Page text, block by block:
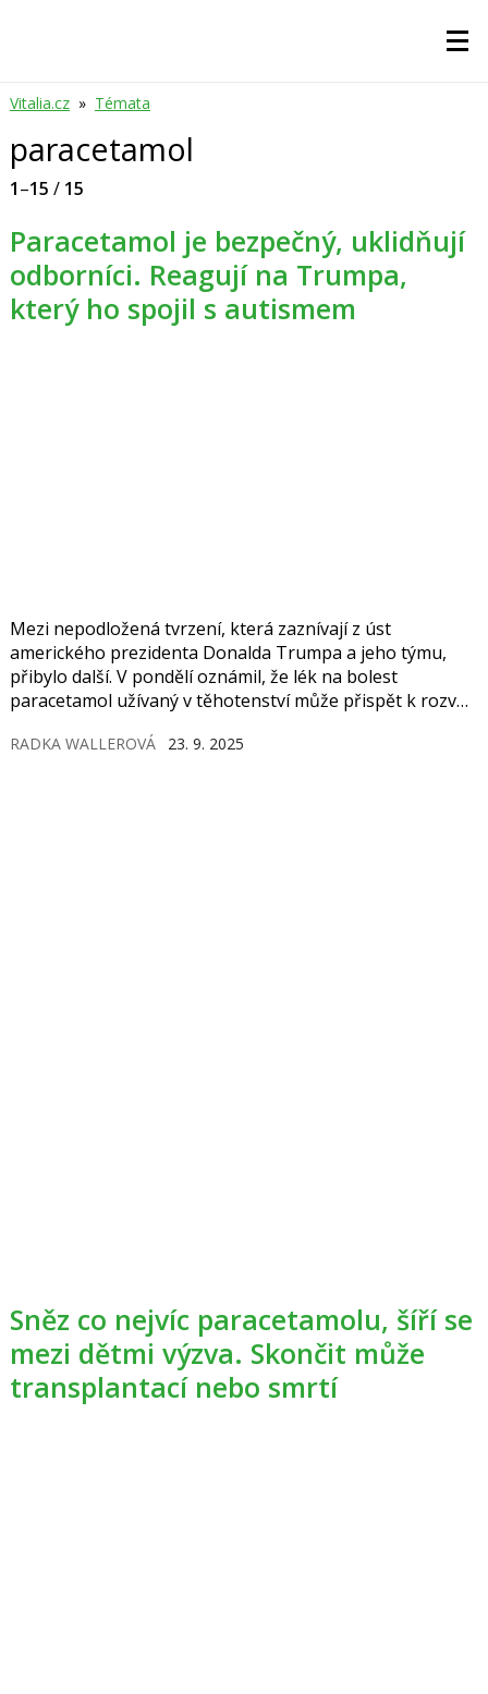
Vitalia.cz » Témata
paracetamol
1–15 / 15
Paracetamol je bezpečný, uklidňují
odborníci. Reagují na Trumpa,
který ho spojil s autismem
Mezi nepodložená tvrzení, která zaznívají z úst
amerického prezidenta Donalda Trumpa a jeho týmu,
přibylo další. V pondělí oznámil, že lék na bolest
paracetamol užívaný v těhotenství může přispět k rozvoji
RADKA WALLEROVÁ 23. 9. 2025
Sněz co nejvíc paracetamolu, šíří se
mezi dětmi výzva. Skončit může
transplantací nebo smrtí